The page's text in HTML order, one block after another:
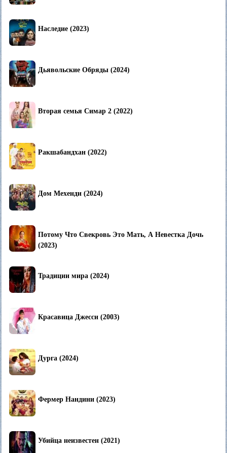
Наследие (2023)
Дьявольские Обряды (2024)
Вторая семья Симар 2 (2022)
Ракшабандхан (2022)
Дом Мехенди (2024)
Потому Что Свекровь Это Мать, А Невестка Дочь
(2023)
Традиции мира (2024)
Красавица Джесси (2003)
Дурга (2024)
Фермер Нандини (2023)
Убийца неизвестен (2021)